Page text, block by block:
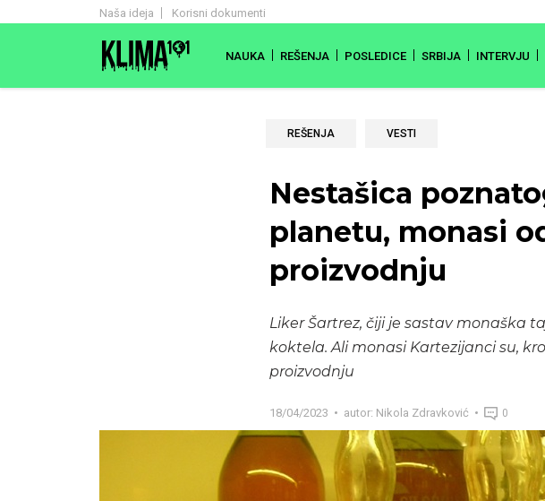
Naša ideja Korisni dokumenti
NAUKA REŠENJA POSLEDICE SRBIJA INTERVJU
REŠENJA VESTI
Nestašica
planetu, monasi
proizvodnju
Liker Šartrez, čiji je sastav monaška
koktela. Ali monasi Kartezijanci su,
proizvodnju
18/04/2023 autor: Nikola Zdravković 0